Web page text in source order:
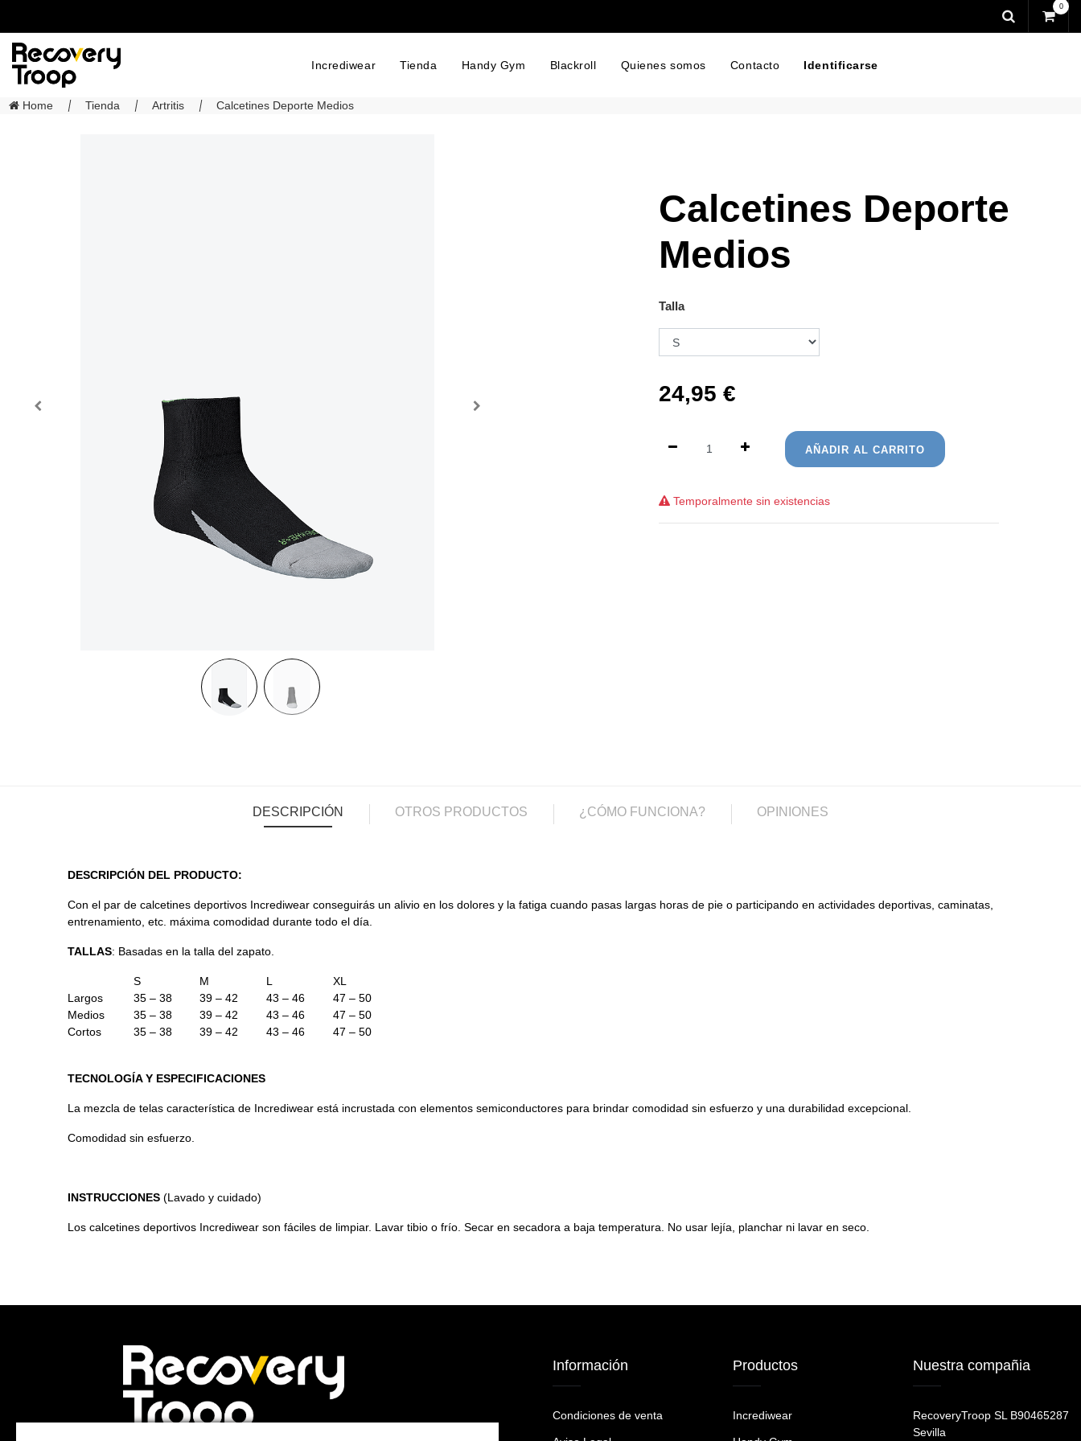
0
Incrediwear Tienda Handy Gym Blackroll Quienes somos Contacto Identificarse
Home Tienda Artritis Calcetines Deporte Medios
Calcetines Deporte
Medios
Talla
24,95 €
AÑADIR AL CARRITO
Temporalmente sin existencias
DESCRIPCIÓN OTROS PRODUCTOS ¿CÓMO FUNCIONA? OPINIONES
DESCRIPCIÓN DEL PRODUCTO:
Con el par de calcetines deportivos Incrediwear conseguirás un alivio en los dolores y la fatiga cuando pasas largas horas de pie o participando en actividades deportivas, caminatas,
entrenamiento, etc. máxima comodidad durante todo el día.
TALLAS: Basadas en la talla del zapato.
S M L
XL
Largos
35 – 38 39 – 42 43 – 46
47 – 50
Medios
35 – 38 39 – 42 43 – 46
47 – 50
Cortos
35 – 38 39 – 42 43 – 46 47 – 50
TECNOLOGÍA Y ESPECIFICACIONES
La mezcla de telas característica de Incrediwear está incrustada con elementos semiconductores para brindar comodidad sin esfuerzo y una durabilidad excepcional.
Comodidad sin esfuerzo.
INSTRUCCIONES (Lavado y cuidado)
Los calcetines deportivos Incrediwear son fáciles de limpiar. Lavar tibio o frío. Secar en secadora a baja temperatura. No usar lejía, planchar ni lavar en seco.
Información
Condiciones de venta
Productos
Incrediwear
Nuestra compañia
RecoveryTroop SL B90465287
Sevilla